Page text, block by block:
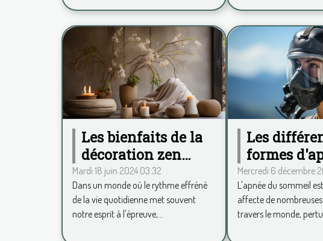
Les bienfaits de la
décoration zen
pour un espace de
vie apaisant
Mardi 18 juin 2024 03:32
Dans un monde où le rythme effréné
de la vie quotidienne met souvent
notre esprit à l'épreuve,...
Les
formes
sommeil
Mercredi 6 décembre
L'apnée du sommeil
affecte de
travers le monde,